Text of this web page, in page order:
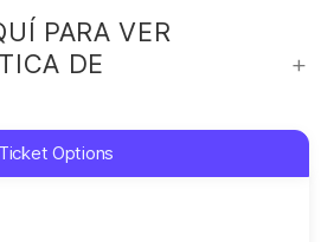
PARA VER
DE
Ticket Options